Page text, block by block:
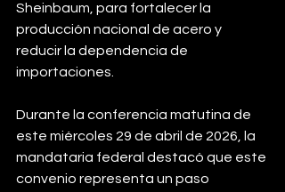
Sheinbaum, para fortalecer la
producción nacional de acero y
reducir la dependencia de
importaciones.
Durante la conferencia matutina de
este miércoles 29 de abril de 2026, la
mandataria federal destacó que este
convenio representa un paso